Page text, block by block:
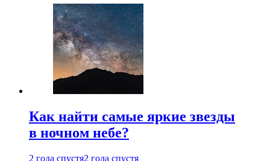
Как найти самые яркие звезды
в ночном небе?
2 года спустя2 года спустя